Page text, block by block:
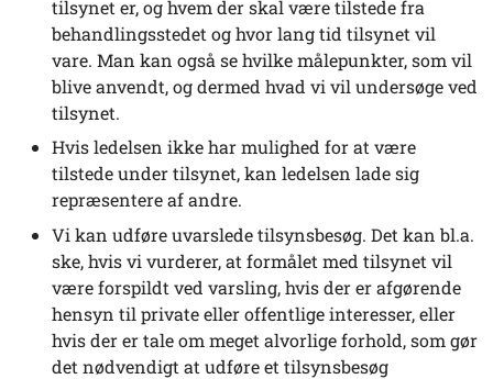
tilsynet er, og hvem der skal være tilstede fra
behandlingsstedet og hvor lang tid tilsynet vil
vare. Man kan også se hvilke målepunkter, som vil
blive anvendt, og dermed hvad vi vil undersøge ved
tilsynet.
Hvis ledelsen ikke har mulighed for at være
tilstede under tilsynet, kan ledelsen lade sig
repræsentere af andre.
Vi kan udføre uvarslede tilsynsbesøg. Det kan bl.a.
ske, hvis vi vurderer, at formålet med tilsynet vil
være forspildt ved varsling, hvis der er afgørende
hensyn til private eller offentlige interesser, eller
hvis der er tale om meget alvorlige forhold, som gør
det nødvendigt at udføre et tilsynsbesøg